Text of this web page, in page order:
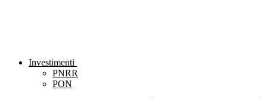
Investimenti
PNRR
PON